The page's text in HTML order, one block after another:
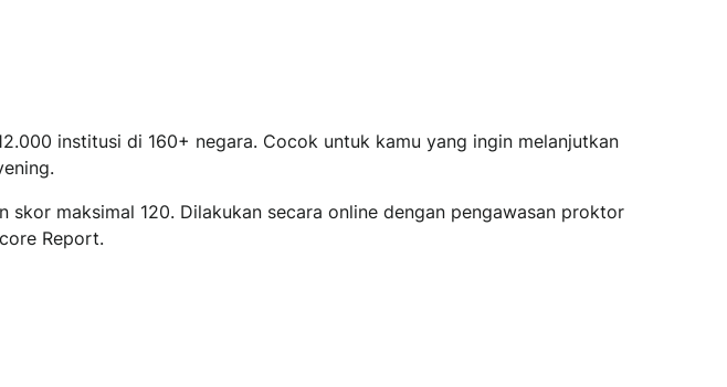
institusi di 160+ negara. Cocok untuk kamu yang ingin melanjutkan
maksimal 120. Dilakukan secara online dengan pengawasan proktor
Report.